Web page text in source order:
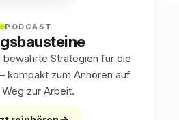
PODCAST
bewährte Strategien für die
kompakt zum Anhören auf
zur Arbeit.